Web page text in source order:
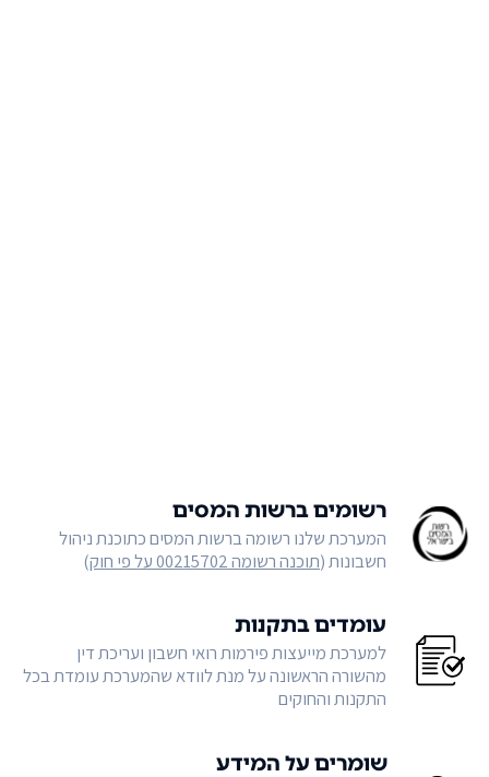
רשומים ברשות המסים
המערכת שלנו רשומה ברשות המסים כתוכנת ניהול
חשבונות (תוכנה רשומה 00215702 על פי חוק )
עומדים בתקנות
למערכת מייעצות פירמות רואי חשבון ועריכת דין
מהשורה הראשונה על מנת לוודא שהמערכת עומדת בכל
התקנות והחוקים
שומרים על המידע